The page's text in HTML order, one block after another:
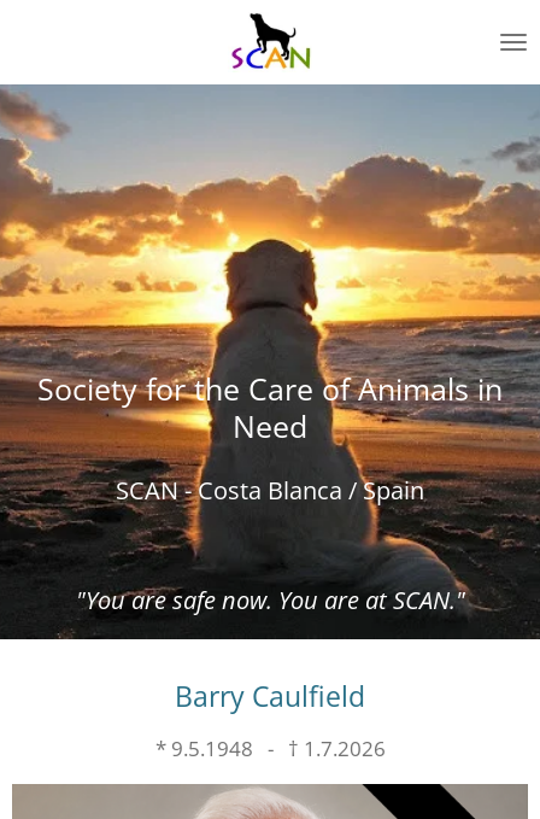
springen
Society for the Care of Animals in
Need
SCAN - Costa Blanca / Spain
"You are safe now. You are at SCAN."
Barry Caulfield
* 9.5.1948 - † 1.7.2026